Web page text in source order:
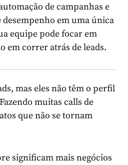
de campanhas e
em uma única
equipe pode focar em
em correr atrás de leads.
mas eles não têm o perfil
muitas calls de
que não se tornam
significam mais negócios